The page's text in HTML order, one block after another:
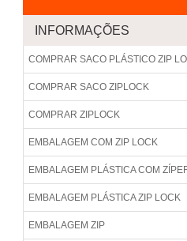
INFORMAÇÕES
COMPRAR SACO PLÁSTICO ZIP
COMPRAR SACO ZIPLOCK
COMPRAR ZIPLOCK
EMBALAGEM COM ZIP LOCK
EMBALAGEM PLÁSTICA COM
EMBALAGEM PLÁSTICA ZIP LOCK
EMBALAGEM ZIP